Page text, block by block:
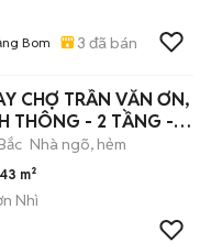
Bom 3 đã bán
CHỢ TRẦN VĂN ƠN,
THÔNG - 2 TẦNG -
Nhà ngõ, hẻm
43 m²
Nhì